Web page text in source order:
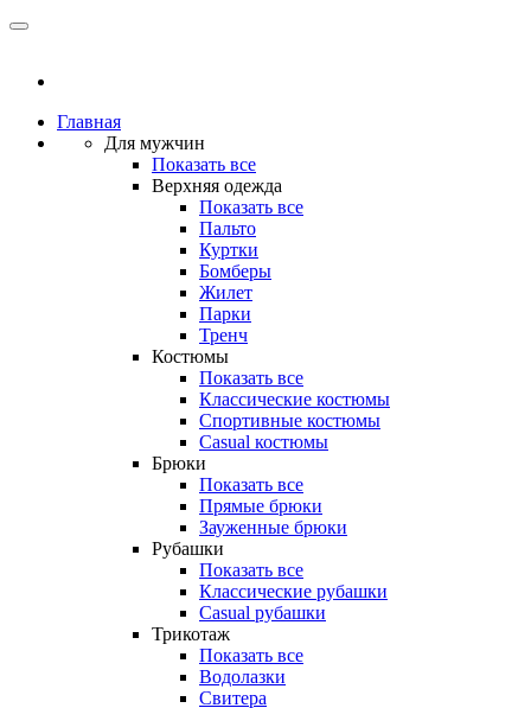
Главная
Для мужчин
Показать все
Верхняя одежда
Показать все
Пальто
Куртки
Бомберы
Жилет
Парки
Тренч
Костюмы
Показать все
Классические костюмы
Спортивные костюмы
Casual костюмы
Брюки
Показать все
Прямые брюки
Зауженные брюки
Рубашки
Показать все
Классические рубашки
Casual рубашки
Трикотаж
Показать все
Водолазки
Свитера